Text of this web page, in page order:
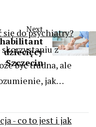
się do psychiatry?
skorzystaniu z
być trudna, ale
jak…
- co to jest i jak
Next
dziecięcy
Szczecin